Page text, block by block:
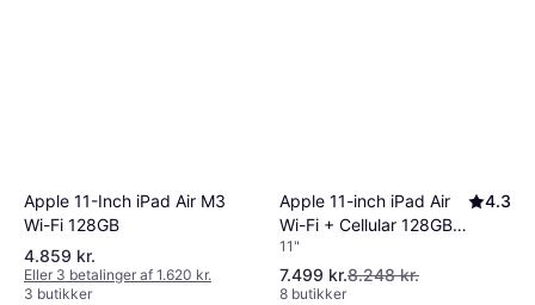
Apple 11-Inch iPad Air M3
Wi-Fi 128GB
4.859 kr.
Eller 3 betalinger af 1.620 kr.
3 butikker
Apple 11-inch iPad Air
Wi-Fi + Cellular 128GB -
Blue (M4)
4.3
11"
7.499 kr.8.248 kr.
8 butikker